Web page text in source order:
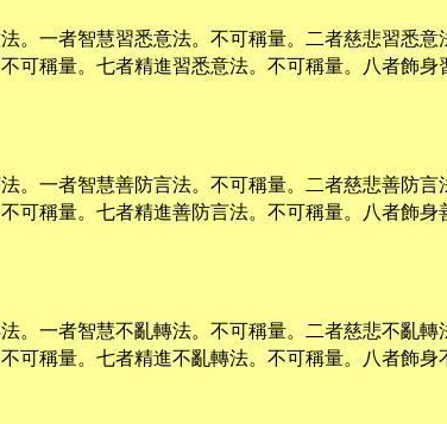
。一者智慧習悉意法。不可稱量。二者慈悲習悉
可稱量。七者精進習悉意法。不可稱量。八者飾
。一者智慧善防言法。不可稱量。二者慈悲善防
可稱量。七者精進善防言法。不可稱量。八者飾
。一者智慧不亂轉法。不可稱量。二者慈悲不亂
可稱量。七者精進不亂轉法。不可稱量。八者飾